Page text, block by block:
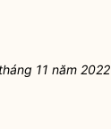
11 năm 2022